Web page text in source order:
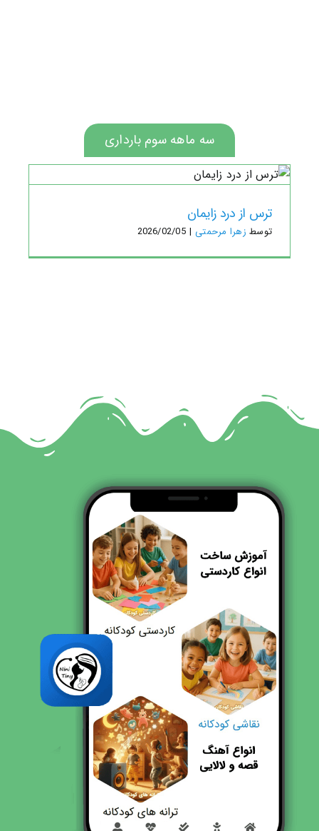
سه ماهه سوم بارداری
ترس از درد زایمان
توسط زهرا مرحمتی |
2026/02/05